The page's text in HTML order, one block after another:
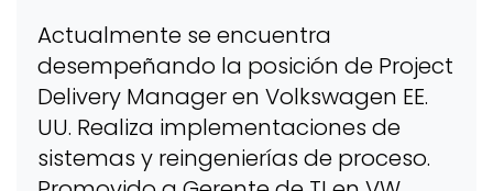
Actualmente se encuentra
desempeñando la posición de Project
Delivery Manager en Volkswagen EE.
UU. Realiza implementaciones de
sistemas y reingenierías de proceso.